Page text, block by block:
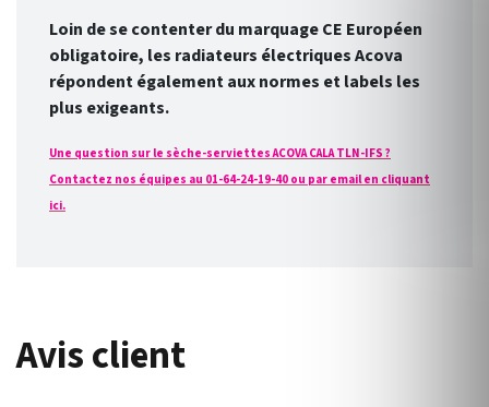
Loin de se contenter du marquage CE Européen
obligatoire, les radiateurs électriques Acova
répondent également aux normes et labels les
plus exigeants.
Une question sur le sèche-serviettes ACOVA CALA TLN-IFS ?
Contactez nos équipes au 01-64-24-19-40 ou par email en cliquant
ici.
Avis client